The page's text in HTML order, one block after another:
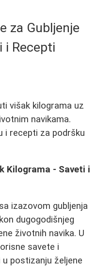
za Gubljenje
i Recepti
višak kilograma uz
navikama.
i recepti za podršku
Kilograma - Saveti i
izazovom gubljenja
dugogodišnjeg
životnih navika. U
savete i
postizanju željene